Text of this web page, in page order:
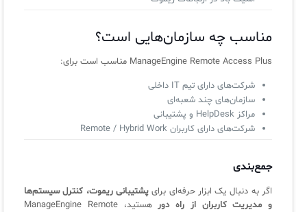
مناسب چه سازمان‌هایی است؟
ManageEngine Remote Access Plus مناسب است برای:
شرکت‌های دارای تیم IT داخلی
سازمان‌های چند شعبه‌ای
مراکز HelpDesk و پشتیبانی
شرکت‌های دارای کاربران Remote / Hybrid Work
جمع‌بندی
اگر به دنبال یک ابزار حرفه‌ای برایپشتیبانی ریموت، کنترل سیستم‌ها
و مدیریت کاربران از راه دور
هستید، ManageEngine Remote